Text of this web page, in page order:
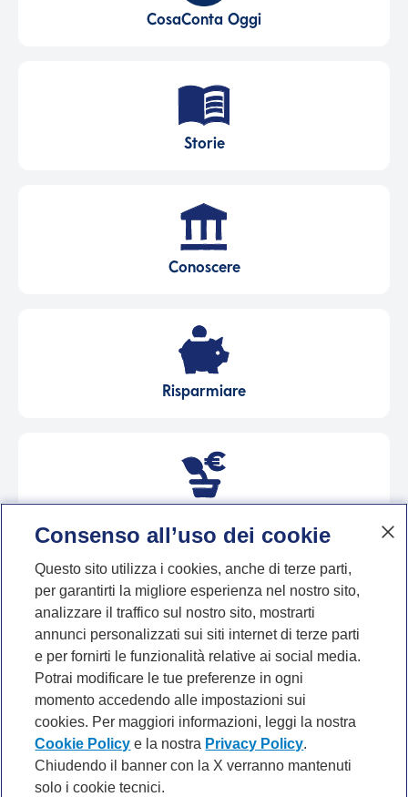
CosaConta Oggi
Storie
Conoscere
Risparmiare
Spendere
Consenso all’uso dei cookie
Questo sito utilizza i cookies, anche di terze parti,
per garantirti la migliore esperienza nel nostro sito,
analizzare il traffico sul nostro sito, mostrarti
annunci personalizzati sui siti internet di terze parti
e per fornirti le funzionalità relative ai social media.
Potrai modificare le tue preferenze in ogni
momento accedendo alle impostazioni sui
cookies. Per maggiori informazioni, leggi la nostra
Cookie Policy e la nostra Privacy Policy.
Chiudendo il banner con la X verranno mantenuti
solo i cookie tecnici.